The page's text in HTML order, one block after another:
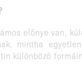
előnye van,
mintha
különböző